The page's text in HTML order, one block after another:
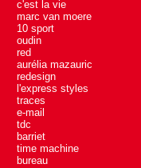
c'est la vie
marc van moere
10 sport
oudin
red
aurélia mazauric
redesign
l'express styles
traces
e-mail
tdc
barriet
time machine
bureau